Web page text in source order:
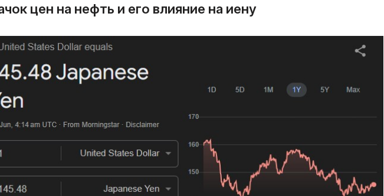
цен на нефть и его влияние на иену